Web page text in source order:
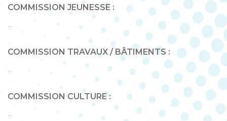
COMMISSION JEUNESSE :
COMMISSION TRAVAUX / BÂTIMENTS :
COMMISSION CULTURE :